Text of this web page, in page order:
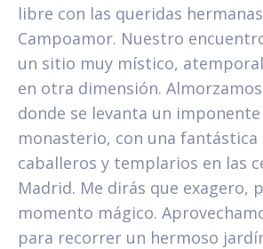
libre con las queridas
Campoamor. Nuestro
un sitio muy místico,
en otra dimensión.
donde se levanta un
monasterio, con una
caballeros y templarios en las
Madrid. Me dirás que exagero,
momento mágico.
para recorrer un hermoso